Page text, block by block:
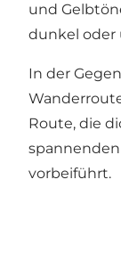
und
dunkel oder
In der
Route, die
vorbeiführt.